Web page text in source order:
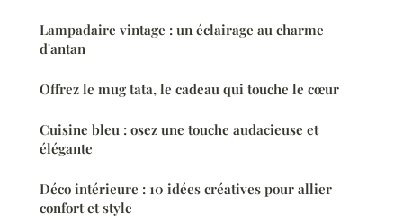
Lampadaire vintage : un éclairage au charme
d'antan
Offrez le mug tata, le cadeau qui touche le cœur
Cuisine bleu : osez une touche audacieuse et
élégante
Déco intérieure : 10 idées créatives pour allier
confort et style